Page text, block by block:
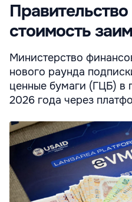
стоимость
Министерство
нового раунда
ценные бумаги (ГЦБ) в
2026 года через